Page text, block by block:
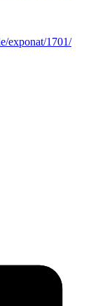
exponat/1701/